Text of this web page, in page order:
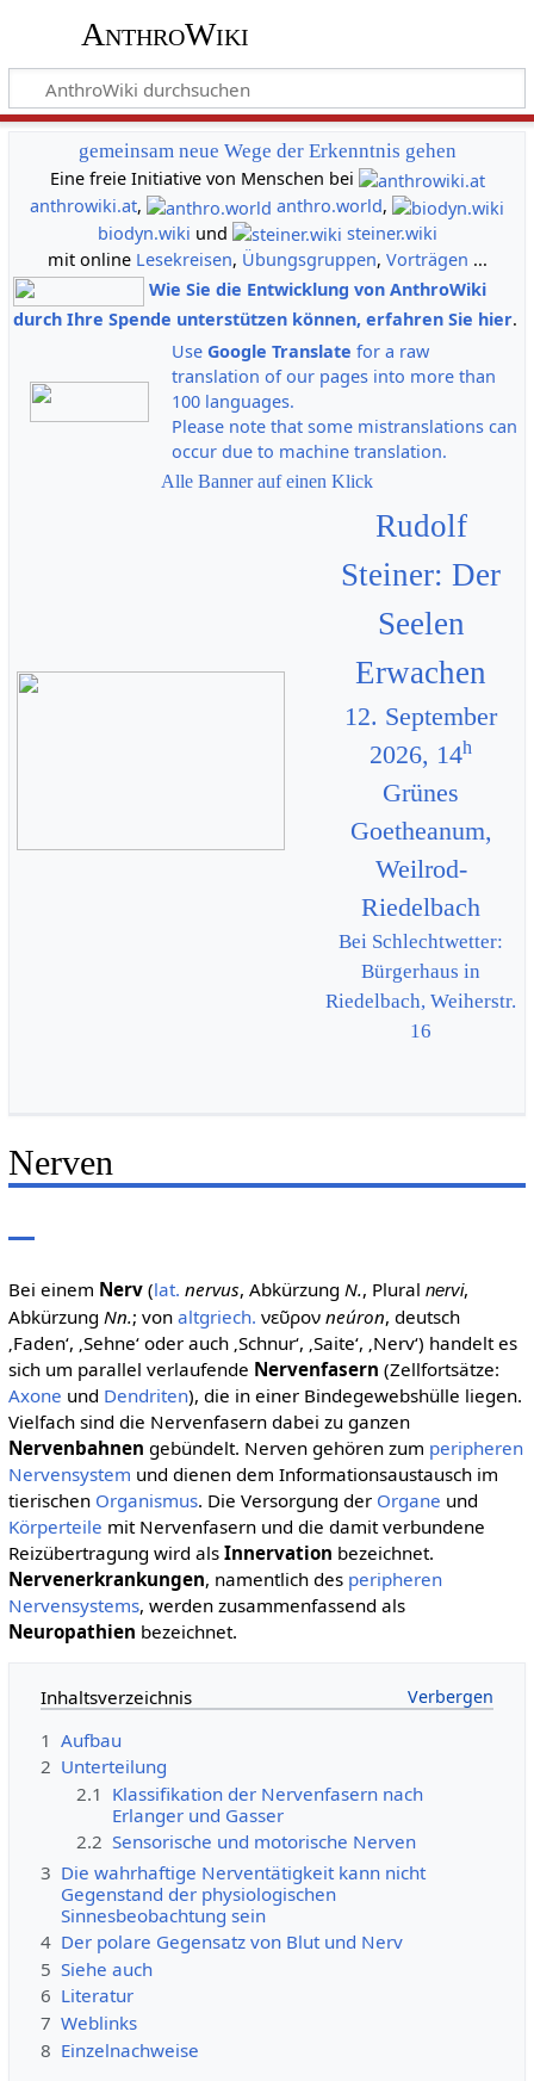
AnthroWiki
gemeinsam neue Wege der Erkenntnis gehen
Eine freie Initiative von Menschen bei
anthrowiki.at, anthro.world,
biodyn.wiki und
steiner.wiki
mit online Lesekreisen, Übungsgruppen, Vorträgen ...
Wie Sie die Entwicklung von AnthroWiki
durch Ihre Spende unterstützen können, erfahren Sie hier.
Use Google Translate for a raw
translation of our pages into more than
100 languages.
Please note that some mistranslations can
occur due to machine translation.
Alle Banner auf einen Klick
Rudolf
Steiner: Der
Seelen
Erwachen
12. September
2026, 14h
Grünes
Goetheanum,
Weilrod-
Riedelbach
Bei Schlechtwetter:
Bürgerhaus in
Riedelbach, Weiherstr.
16
Nerven
Bei einem Nerv(lat. nervus, Abkürzung N., Plural nervi,
Abkürzung Nn.; von altgriech. νεῦρον neúron, deutsch
‚Faden‘, ‚Sehne‘ oder auch ‚Schnur‘, ‚Saite‘, ‚Nerv‘) handelt es
sich um parallel verlaufende Nervenfasern (Zellfortsätze:
Axone und Dendriten), die in einer Bindegewebshülle liegen.
Vielfach sind die Nervenfasern dabei zu ganzen
Nervenbahnen gebündelt. Nerven gehören zum peripheren
Nervensystem und dienen dem Informationsaustausch im
tierischen Organismus. Die Versorgung der Organe und
Körperteile mit Nervenfasern und die damit verbundene
Reizübertragung wird als Innervation bezeichnet.
Nervenerkrankungen, namentlich des peripheren
Nervensystems, werden zusammenfassend als
Neuropathien bezeichnet.
Inhaltsverzeichnis
1 Aufbau
2 Unterteilung
2.1 Klassifikation der Nervenfasern nach
Erlanger und Gasser
2.2 Sensorische und motorische Nerven
3 Die wahrhaftige Nerventätigkeit kann nicht
Gegenstand der physiologischen
Sinnesbeobachtung sein
4 Der polare Gegensatz von Blut und Nerv
5 Siehe auch
6 Literatur
7 Weblinks
8 Einzelnachweise